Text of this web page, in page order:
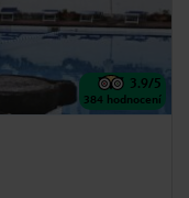
3.9/5
384 hodnocení